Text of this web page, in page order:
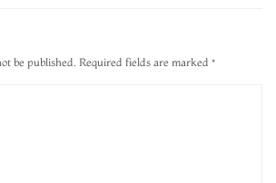
be published. Required fields are marked *